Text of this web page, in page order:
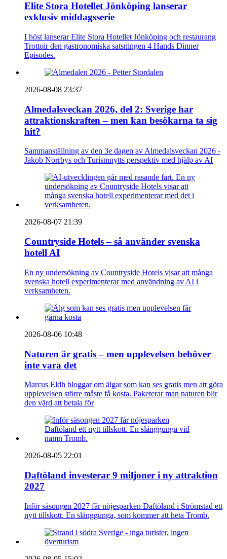
Elite Stora Hotellet Jönköping lanserar
exklusiv middagsserie
I höst lanserar Elite Stora Hotellet Jönköping och restaurang
Trottoir den gastronomiska satsningen 4 Hands Dinner
Episodes.
2026-08-08 23:37
Almedalsveckan 2026, del 2: Sverige har
attraktionskraften – men kan besökarna ta sig
hit?
Sammanställning av den 3e dagen av Almedalsveckan 2026 -
Jakob Norrbys och Turismnytts perspektiv med hjälp av AI
2026-08-07 21:39
Countryside Hotels – så använder svenska
hotell AI
En ny undersökning av Countryside Hotels visar att många
svenska hotell experimenterar med användning av AI i
verksamheten.
2026-08-06 10:48
Naturen är gratis – men upplevelsen behöver
inte vara det
Marcus Eldh bloggar om älgar som kan ses gratis men att göra
upplevelsen större måste få kosta. Paketerar man naturen blir
den värd att betala för
2026-08-05 22:01
Daftöland investerar 9 miljoner i ny attraktion
2027
Inför säsongen 2027 får nöjesparken Daftöland i Strömstad ett
nytt tillskott. En slänggunga, som kommer att heta Tromb.